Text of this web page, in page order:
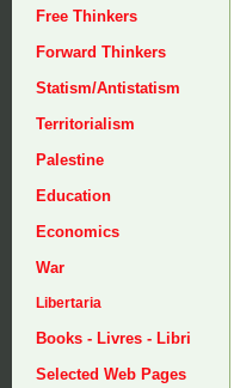
Free Thinkers
Forward Thinkers
Statism/Antistatism
Territorialism
Palestine
Education
Economics
War
Libertaria
Books - Livres - Libri
Selected Web Pages